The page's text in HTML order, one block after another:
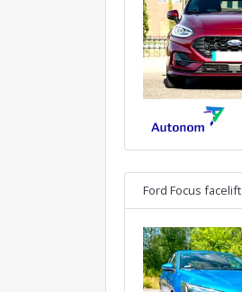
Ford Focus facelift